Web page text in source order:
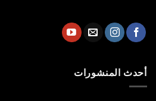
أحدث المنشورات